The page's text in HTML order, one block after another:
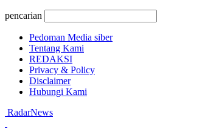
pencarian
Pedoman Media siber
Tentang Kami
REDAKSI
Privacy & Policy
Disclaimer
Hubungi Kami
RadarNews